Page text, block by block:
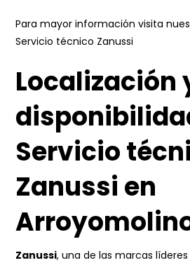
Para mayor información visita
Servicio técnico Zanussi
Localización
Servicio
Zanussi en
Zanussi, una de las marcas líderes